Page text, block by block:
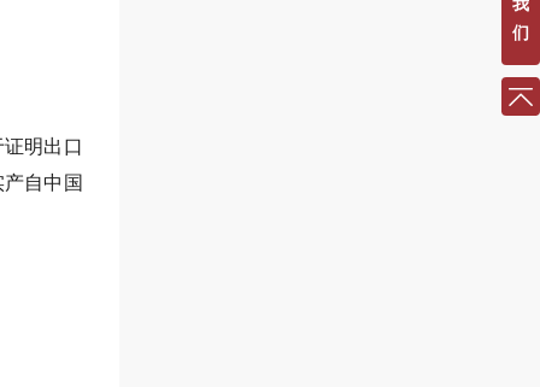
明出口
自中国
我
们